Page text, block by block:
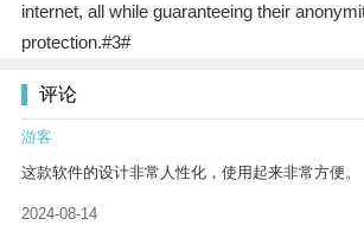
internet, all while guaranteeing their
protection.#3#
评论
游客
这款软件的设计非常人性化，使用起来非常方便。
2024-08-14